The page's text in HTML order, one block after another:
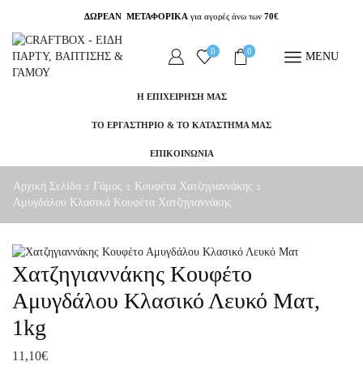
ΔΩΡΕΑΝ ΜΕΤΑΦΟΡΙΚΑ για αγορές άνω των 70€
0 0 MENU
Η ΕΠΙΧΕΙΡΗΣΗ ΜΑΣ
ΤΟ ΕΡΓΑΣΤΗΡΙΟ & ΤΟ ΚΑΤΑΣΤΗΜΑ ΜΑΣ
ΕΠΙΚΟΙΝΩΝΙΑ
Αρχική Σελίδα Γάμος
Κουφέτα Χατζηγιαννάκης
Αμυγδάλου Κλασικά Κουφέτα Χατζηγιαννάκης
Χατζηγιαννάκης Κουφέτο
Αμυγδάλου Κλασικό Λευκό Ματ,
1kg
11,10€